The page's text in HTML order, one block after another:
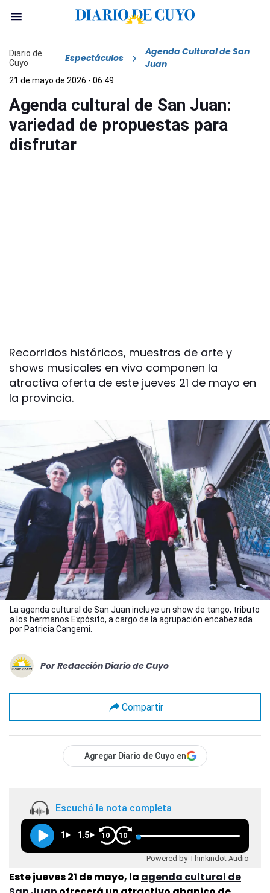
Diario de
Cuyo
Espectáculos
Agenda Cultural de San
Juan
21 de mayo de 2026 - 06:49
Agenda cultural de San Juan:
variedad de propuestas para
disfrutar
Recorridos históricos, muestras de arte y
shows musicales en vivo componen la
atractiva oferta de este jueves 21 de mayo en
la provincia.
La agenda cultural de San Juan incluye un show de tango, tributo
a los hermanos Expósito, a cargo de la agrupación encabezada
por Patricia Cangemi.
Por Redacción Diario de Cuyo
Compartir
Agregar Diario de Cuyo en
Escuchá la nota completa
1 1.5 10 10
Powered by Thinkindot Audio
Este jueves 21 de mayo, la agenda cultural de